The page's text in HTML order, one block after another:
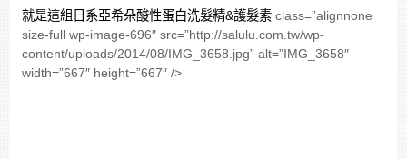
就是這組日系亞希朵酸性蛋白洗髮精&護髮素class=”alignnone
size-full wp-image-696″ src=”http://salulu.com.tw/wp-
content/uploads/2014/08/IMG_3658.jpg” alt=”IMG_3658″
width=”667″ height=”667″ />